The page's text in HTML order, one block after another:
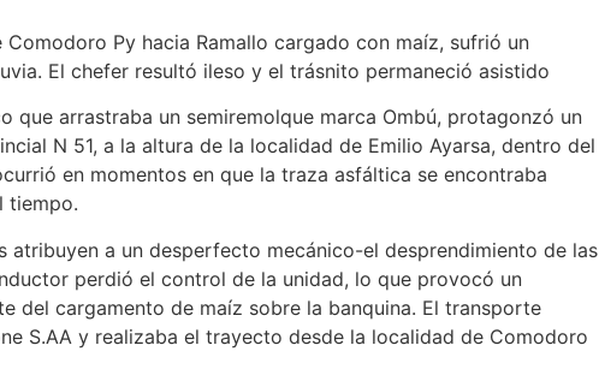
Py hacia Ramallo cargado con maíz, sufrió un
El chefer resultó ileso y el trásnito permaneció asistido
que arrastraba un semiremolque marca Ombú, protagonzó un
N 51, a la altura de la localidad de Emilio Ayarsa, dentro del
en momentos en que la traza asfáltica se encontraba
tiempo.
atribuyen a un desperfecto mecánico-el desprendimiento de las
perdió el control de la unidad, lo que provocó un
del cargamento de maíz sobre la banquina. El transporte
S.AA y realizaba el trayecto desde la localidad de Comodoro